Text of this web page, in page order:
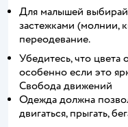
Для малышей
застежками (молнии,
переодевание.
Убедитесь, что
особенно если это
Свобода движений
Одежда должна
двигаться, прыгать,